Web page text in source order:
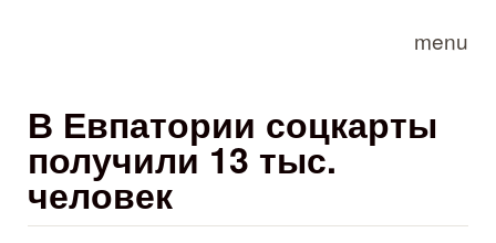
menu
В Евпатории соцкарты
получили 13 тыс.
человек